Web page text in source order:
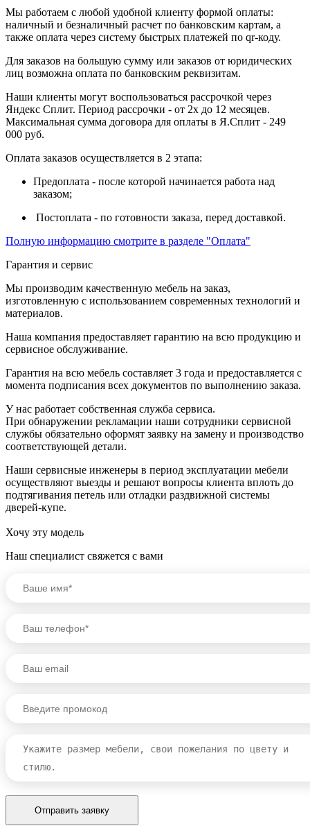
Мы работаем с любой удобной клиенту формой оплаты:
наличный и безналичный расчет по банковским картам, а
также оплата через систему быстрых платежей по qr-коду.
Для заказов на большую сумму или заказов от юридических
лиц возможна оплата по банковским реквизитам.
Наши клиенты могут воспользоваться рассрочкой через
Яндекс Сплит. Период рассрочки - от 2х до 12 месяцев.
Максимальная сумма договора для оплаты в Я.Сплит - 249
000 руб.
Оплата заказов осуществляется в 2 этапа:
Предоплата - после которой начинается работа над
заказом;
Постоплата - по готовности заказа, перед доставкой.
Полную информацию смотрите в разделе "Оплата"
Гарантия и сервис
Мы производим качественную мебель на заказ,
изготовленную с использованием современных технологий и
материалов.
Наша компания предоставляет гарантию на всю продукцию и
сервисное обслуживание.
Гарантия на всю мебель составляет 3 года и предоставляется с
момента подписания всех документов по выполнению заказа.
У нас работает собственная служба сервиса.
При обнаружении рекламации наши сотрудники сервисной
службы обязательно оформят заявку на замену и производство
соответствующей детали.
Наши сервисные инженеры в период эксплуатации мебели
осуществляют выезды и решают вопросы клиента вплоть до
подтягивания петель или отладки раздвижной системы
дверей-купе.
Хочу эту модель
Наш специалист свяжется с вами